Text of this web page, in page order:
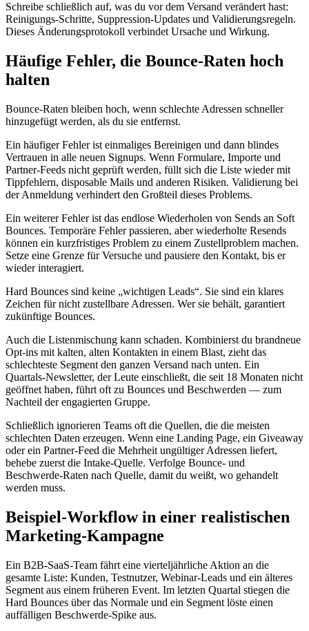
Schreibe schließlich auf, was du vor dem Versand verändert hast:
Reinigungs‑Schritte, Suppression‑Updates und Validierungsregeln.
Dieses Änderungsprotokoll verbindet Ursache und Wirkung.
Häufige Fehler, die Bounce‑Raten hoch
halten
Bounce‑Raten bleiben hoch, wenn schlechte Adressen schneller
hinzugefügt werden, als du sie entfernst.
Ein häufiger Fehler ist einmaliges Bereinigen und dann blindes
Vertrauen in alle neuen Signups. Wenn Formulare, Importe und
Partner‑Feeds nicht geprüft werden, füllt sich die Liste wieder mit
Tippfehlern, disposable Mails und anderen Risiken. Validierung bei
der Anmeldung verhindert den Großteil dieses Problems.
Ein weiterer Fehler ist das endlose Wiederholen von Sends an Soft
Bounces. Temporäre Fehler passieren, aber wiederholte Resends
können ein kurzfristiges Problem zu einem Zustellproblem machen.
Setze eine Grenze für Versuche und pausiere den Kontakt, bis er
wieder interagiert.
Hard Bounces sind keine „wichtigen Leads“. Sie sind ein klares
Zeichen für nicht zustellbare Adressen. Wer sie behält, garantiert
zukünftige Bounces.
Auch die Listenmischung kann schaden. Kombinierst du brandneue
Opt‑ins mit kalten, alten Kontakten in einem Blast, zieht das
schlechteste Segment den ganzen Versand nach unten. Ein
Quartals‑Newsletter, der Leute einschließt, die seit 18 Monaten nicht
geöffnet haben, führt oft zu Bounces und Beschwerden — zum
Nachteil der engagierten Gruppe.
Schließlich ignorieren Teams oft die Quellen, die die meisten
schlechten Daten erzeugen. Wenn eine Landing Page, ein Giveaway
oder ein Partner‑Feed die Mehrheit ungültiger Adressen liefert,
behebe zuerst die Intake‑Quelle. Verfolge Bounce‑ und
Beschwerde‑Raten nach Quelle, damit du weißt, wo gehandelt
werden muss.
Beispiel‑Workflow in einer realistischen
Marketing‑Kampagne
Ein B2B‑SaaS‑Team fährt eine vierteljährliche Aktion an die
gesamte Liste: Kunden, Testnutzer, Webinar‑Leads und ein älteres
Segment aus einem früheren Event. Im letzten Quartal stiegen die
Hard Bounces über das Normale und ein Segment löste einen
auffälligen Beschwerde‑Spike aus.